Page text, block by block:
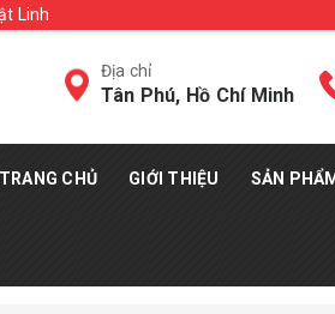
Linh
Địa chỉ
Tân Phú, Hồ Chí Minh
TRANG CHỦ GIỚI THIỆU SẢN PHẨM